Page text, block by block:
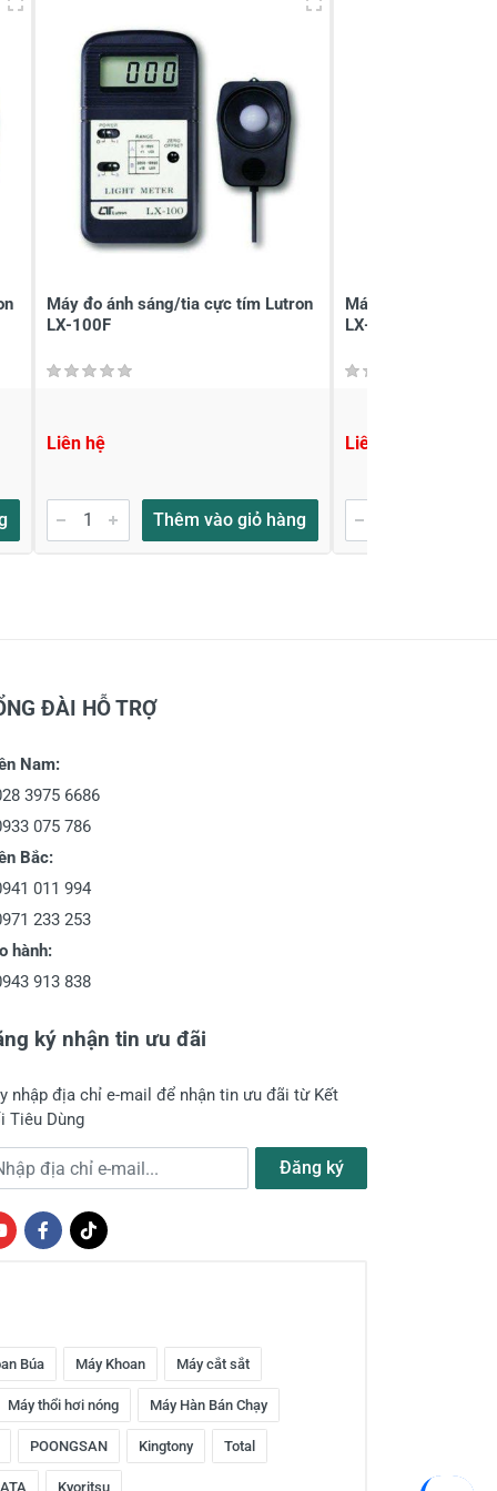
Máy đo ánh sáng/tia cực tím Lutron
LX-100F
Liên hệ
Thêm vào giỏ hàng
Máy đo ánh sáng/
LX-101A
Liên hệ
ĐÀI HỖ TRỢ
Nam:
3975 6686
075 786
Bắc:
011 994
233 253
hành:
913 838
ký nhận tin ưu đãi
nhập địa chỉ e-mail để nhận tin ưu đãi từ Kết
Tiêu Dùng
chỉ e-mail Đăng ký
Búa Máy Khoan Máy cắt sắt
Máy thổi hơi nóng Máy Hàn Bán Chạy
POONGSAN Kingtony Total
Kyoritsu